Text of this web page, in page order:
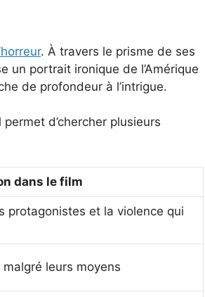
. À travers le prisme de ses
un portrait ironique de l’Amérique
de profondeur à l’intrigue.
d’chercher plusieurs
dans le film
protagonistes et la violence qui
leurs moyens